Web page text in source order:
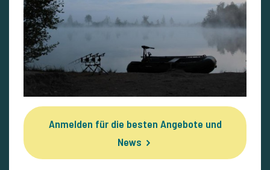
Anmelden für die besten Angebote und
News